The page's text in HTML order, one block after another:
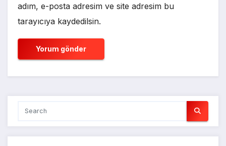
adım, e-posta adresim ve site adresim bu
tarayıcıya kaydedilsin.